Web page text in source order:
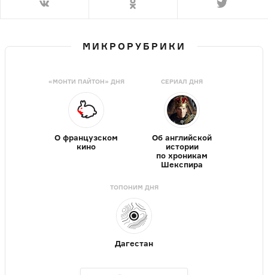
МИКРОРУБРИКИ
«МОНТИ ПАЙТОН» ДНЯ
О французском
кино
СЕРИАЛ ДНЯ
Об английской
истории
по хроникам
Шекспира
ТОПОНИМ ДНЯ
Дагестан